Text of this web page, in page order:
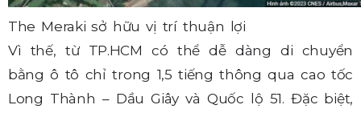
The Meraki sở hữu vị trí thuận lợi
Vì thế, từ TP.HCM có thể dễ dàng di chuyển
bằng ô tô chỉ trong 1,5 tiếng thông qua cao tốc
Long Thành – Dầu Giây và Quốc lộ 51. Đặc biệt,